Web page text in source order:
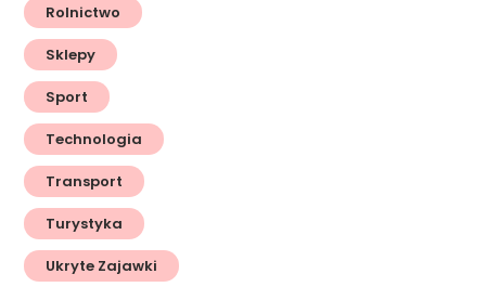
Rolnictwo
Sklepy
Sport
Technologia
Transport
Turystyka
Ukryte Zajawki